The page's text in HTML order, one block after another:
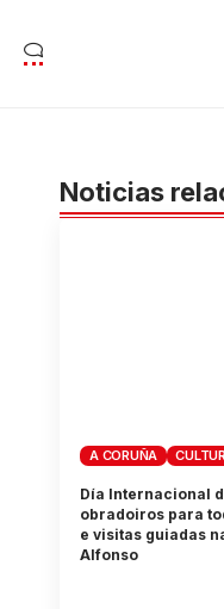
Noticias
A CORUÑA
Día Internacional
obradoiros para
e visitas guiadas
Alfonso